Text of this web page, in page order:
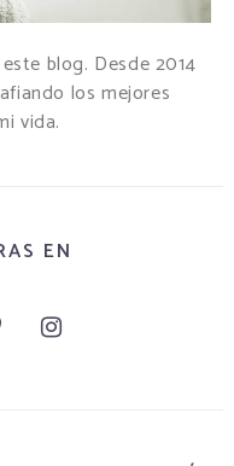
blog. Desde 2014
los mejores
vida.
EN